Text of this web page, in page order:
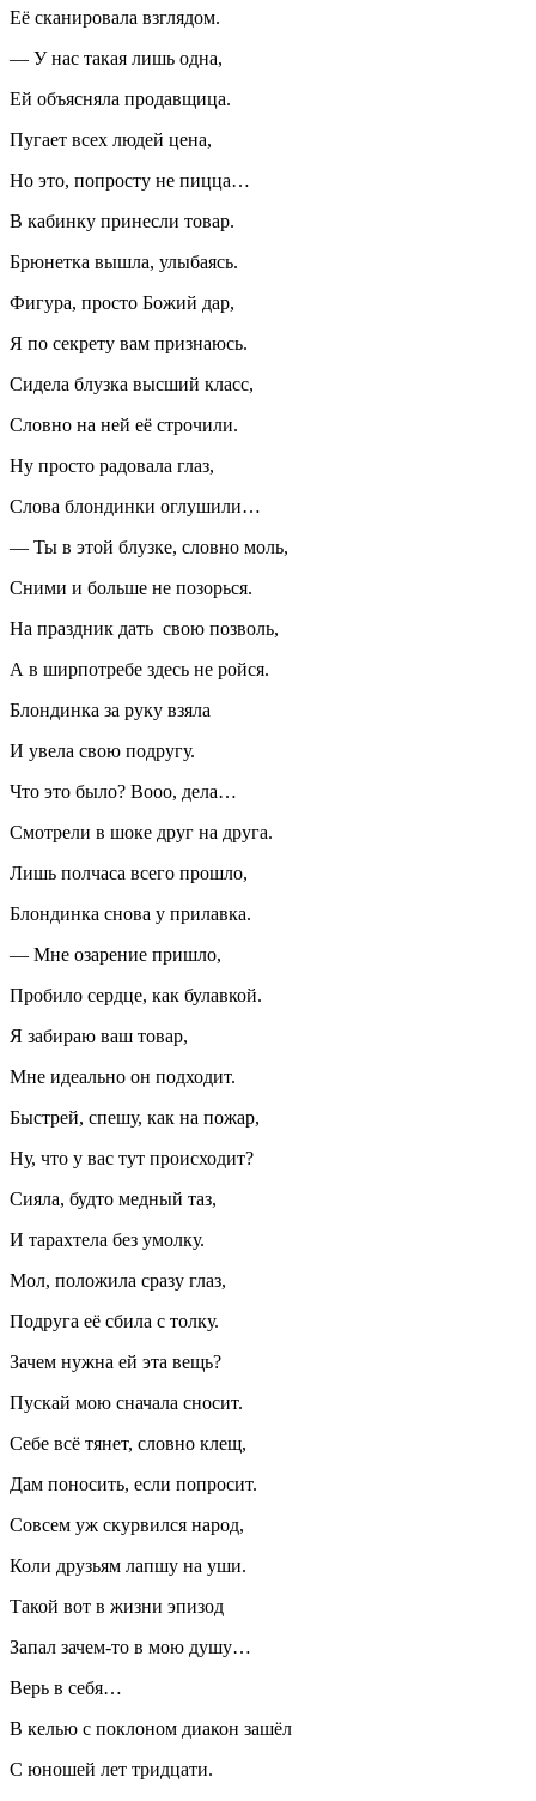
Её сканировала взглядом.
— У нас такая лишь одна,
Ей объясняла продавщица.
Пугает всех людей цена,
Но это, попросту не пицца…
В кабинку принесли товар.
Брюнетка вышла, улыбаясь.
Фигура, просто Божий дар,
Я по секрету вам признаюсь.
Сидела блузка высший класс,
Словно на ней её строчили.
Ну просто радовала глаз,
Слова блондинки оглушили…
— Ты в этой блузке, словно моль,
Сними и больше не позорься.
На праздник дать свою позволь,
А в ширпотребе здесь не ройся.
Блондинка за руку взяла
И увела свою подругу.
Что это было? Вооо, дела…
Смотрели в шоке друг на друга.
Лишь полчаса всего прошло,
Блондинка снова у прилавка.
— Мне озарение пришло,
Пробило сердце, как булавкой.
Я забираю ваш товар,
Мне идеально он подходит.
Быстрей, спешу, как на пожар,
Ну, что у вас тут происходит?
Сияла, будто медный таз,
И тарахтела без умолку.
Мол, положила сразу глаз,
Подруга её сбила с толку.
Зачем нужна ей эта вещь?
Пускай мою сначала сносит.
Себе всё тянет, словно клещ,
Дам поносить, если попросит.
Совсем уж скурвился народ,
Коли друзьям лапшу на уши.
Такой вот в жизни эпизод
Запал зачем-то в мою душу…
Верь в себя…
В келью с поклоном диакон зашёл
С юношей лет тридцати.